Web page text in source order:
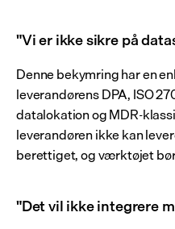
"Vi er ikke sikre på
Denne bekymring har en
leverandørens DPA, ISO
datalokation og MDR-
leverandøren ikke kan
berettiget, og værktøjet
"Det vil ikke integrere